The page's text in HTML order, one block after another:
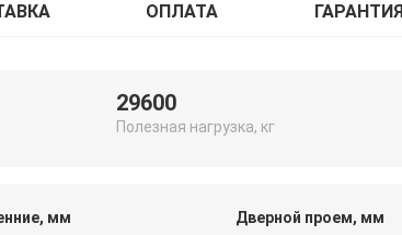
ОПЛАТА ГАРАНТИЯ
29600
Полезная нагрузка, кг
мм Дверной проем, мм